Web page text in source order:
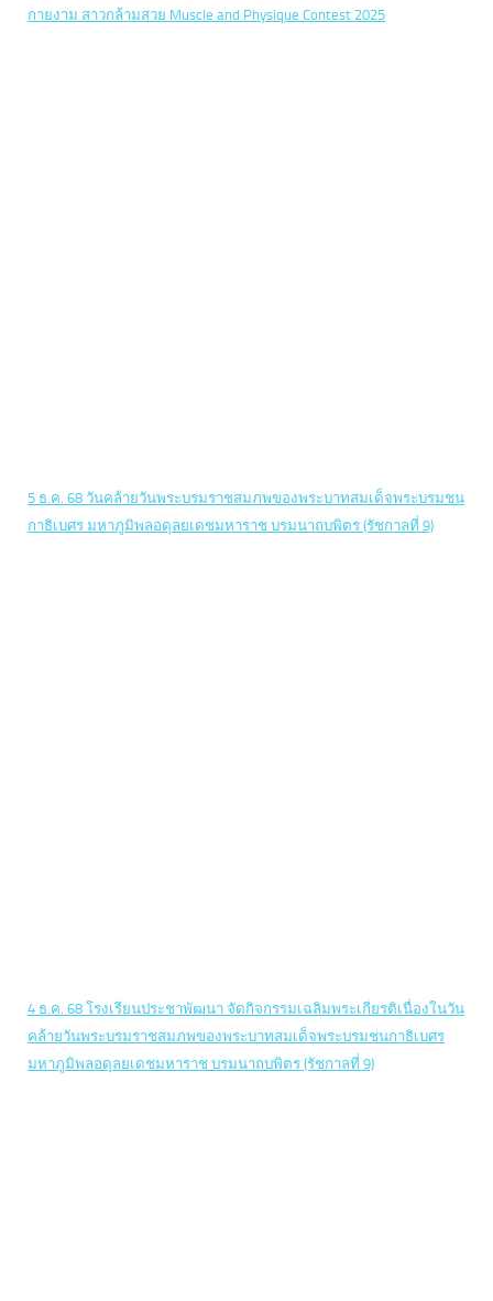
กายงาม สาวกล้ามสวย Muscle and Physique Contest 2025
5 ธ.ค. 68 วันคล้ายวันพระบรมราชสมภพของพระบาทสมเด็จพระบรมชน
กาธิเบศร มหาภูมิพลอดุลยเดชมหาราช บรมนาถบพิตร (รัชกาลที่ 9)
4 ธ.ค. 68 โรงเรียนประชาพัฒนา จัดกิจกรรมเฉลิมพระเกียรติเนื่องในวัน
คล้ายวันพระบรมราชสมภพของพระบาทสมเด็จพระบรมชนกาธิเบศร
มหาภูมิพลอดุลยเดชมหาราช บรมนาถบพิตร (รัชกาลที่ 9)